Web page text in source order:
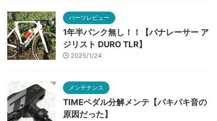
パーツレビュー
1年半パンク無し！！【パナレーサー ア
ジリスト DURO TLR】
2025/1/24
メンテナンス
TIMEペダル分解メンテ【パキパキ音の
原因だった】